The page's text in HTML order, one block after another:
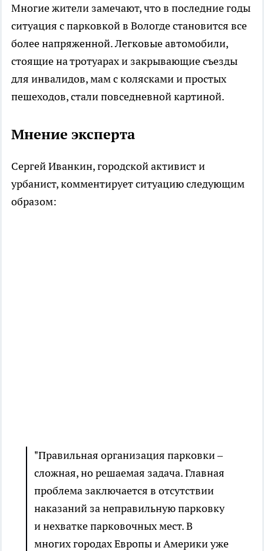
Многие жители замечают, что в последние годы
ситуация с парковкой в Вологде становится все
более напряженной. Легковые автомобили,
стоящие на тротуарах и закрывающие съезды
для инвалидов, мам с колясками и простых
пешеходов, стали повседневной картиной.
Мнение эксперта
Сергей Иванкин, городской активист и
урбанист, комментирует ситуацию следующим
образом:
"Правильная организация парковки –
сложная, но решаемая задача. Главная
проблема заключается в отсутствии
наказаний за неправильную парковку
и нехватке парковочных мест. В
многих городах Европы и Америки уже